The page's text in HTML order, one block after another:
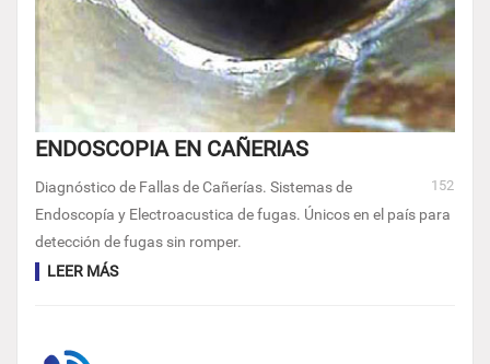
ENDOSCOPIA EN CAÑERIAS
152
Diagnóstico de Fallas de Cañerías. Sistemas de
Endoscopía y Electroacustica de fugas. Únicos en el país para
detección de fugas sin romper.
LEER MÁS